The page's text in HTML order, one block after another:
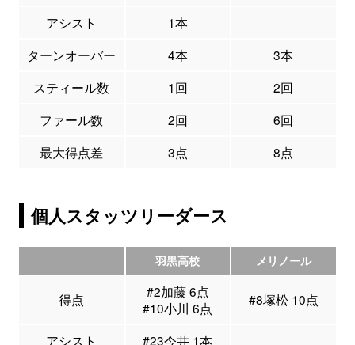
アシスト
1本
ターンオーバー
4本
3本
スティール数
1回
2回
ファール数
2回
6回
最大得点差
3点 8点
個人スタッツリーダース
羽黒高校 メリノール
得点
#2加藤 6点
#10小川 6点
#8塚松 10点
アシスト
#23今井 1本